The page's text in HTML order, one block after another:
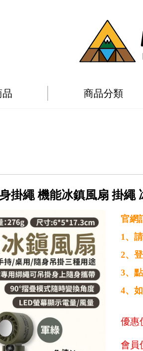
品 商品分類
掛繩 機能冰鎮風扇 掛繩
官網
1、
2、
3、
4、
優惠
會員